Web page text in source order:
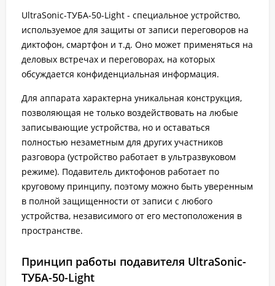
UltraSonic-ТУБА-50-Light - специальное устройство,
используемое для защиты от записи переговоров на
диктофон, смартфон и т.д. Оно может применяться на
деловых встречах и переговорах, на которых
обсуждается конфиденциальная информация.
Для аппарата характерна уникальная конструкция,
позволяющая не только воздействовать на любые
записывающие устройства, но и оставаться
полностью незаметным для других участников
разговора (устройство работает в ультразвуковом
режиме). Подавитель диктофонов работает по
круговому принципу, поэтому можно быть уверенным
в полной защищенности от записи с любого
устройства, независимого от его местоположения в
пространстве.
Принцип работы подавителя UltraSonic-
ТУБА-50-Light